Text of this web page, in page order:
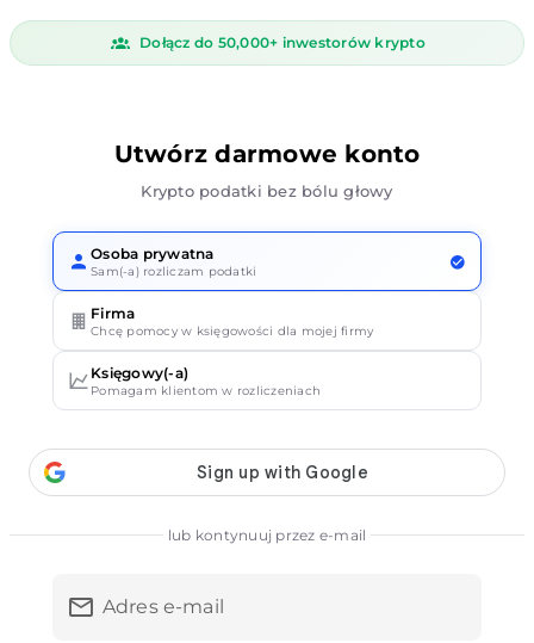
Dołącz do 50,000+ inwestorów krypto
Utwórz darmowe konto
Krypto podatki bez bólu głowy
Osoba prywatna
Sam(-a) rozliczam podatki
Firma
Chcę pomocy w księgowości dla mojej firmy
Księgowy(-a)
Pomagam klientom w rozliczeniach
lub kontynuuj przez e-mail
Adres e-mail